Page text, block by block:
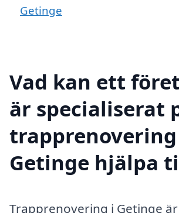
Getinge
Vad kan ett
är specialiserat
Getinge hjälpa
Trapprenovering i Getinge